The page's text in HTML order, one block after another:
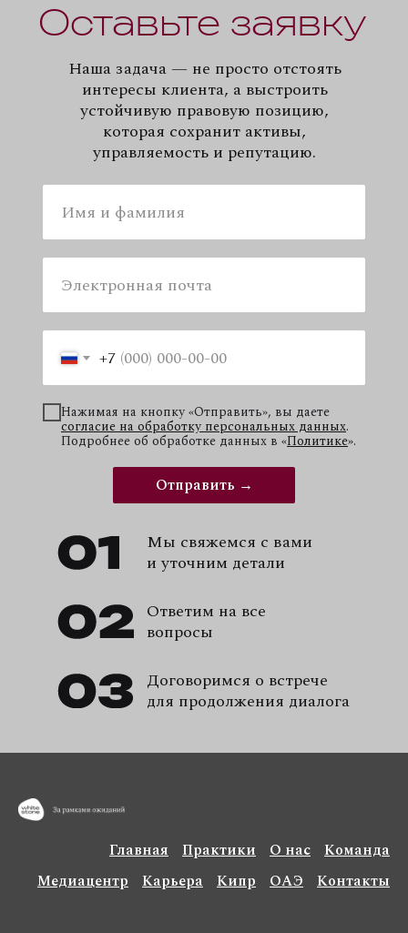
Наша задача — не просто отстоять
интересы клиента, а выстроить
устойчивую правовую позицию,
которая сохранит активы,
управляемость и репутацию.
Оставьте заявку
+7
Нажимая на кнопку «Отправить», вы даете
согласие на обработку персональных данных.
Подробнее об обработке данных в «Политике».
Отправить →
Ответим на все
вопросы
Договоримся о встрече
для продолжения диалога
Мы свяжемся с вами
и уточним детали
Главная Практики О нас
Команда
Медиацентр
Карьера Кипр ОАЭ Контакты